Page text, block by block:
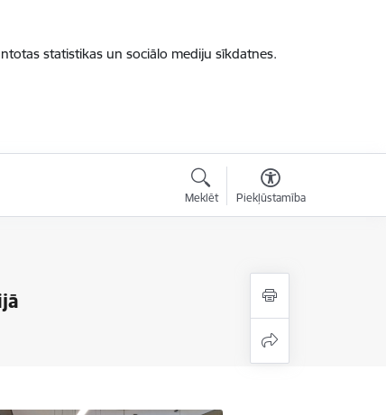
statistikas un sociālo mediju sīkdatnes.
Meklēt Piekļūstamība